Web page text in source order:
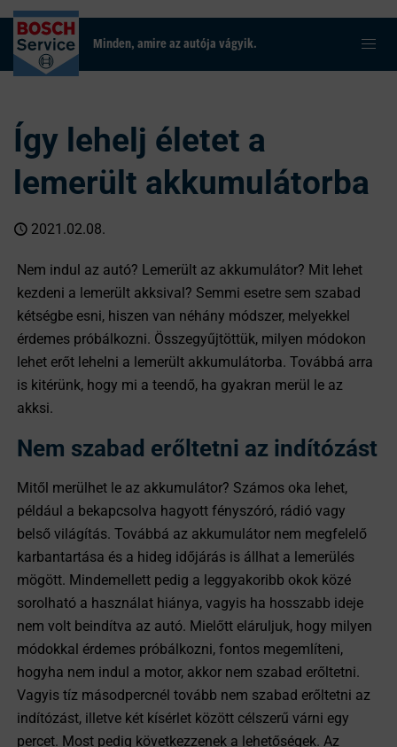
Minden, amire az autója vágyik.
Így lehelj életet a
lemerült akkumulátorba
2021.02.08.
Nem indul az autó? Lemerült az akkumulátor? Mit lehet
kezdeni a lemerült akksival? Semmi esetre sem szabad
kétségbe esni, hiszen van néhány módszer, melyekkel
érdemes próbálkozni. Összegyűjtöttük, milyen módokon
lehet erőt lehelni a lemerült akkumulátorba. Továbbá arra
is kitérünk, hogy mi a teendő, ha gyakran merül le az
akksi.
Nem szabad erőltetni az indítózást
Mitől merülhet le az akkumulátor? Számos oka lehet,
például a bekapcsolva hagyott fényszóró, rádió vagy
belső világítás. Továbbá az akkumulátor nem megfelelő
karbantartása és a hideg időjárás is állhat a lemerülés
mögött. Mindemellett pedig a leggyakoribb okok közé
sorolható a használat hiánya, vagyis ha hosszabb ideje
nem volt beindítva az autó. Mielőtt eláruljuk, hogy milyen
módokkal érdemes próbálkozni, fontos megemlíteni,
hogyha nem indul a motor, akkor nem szabad erőltetni.
Vagyis tíz másodpercnél tovább nem szabad erőltetni az
indítózást, illetve két kísérlet között célszerű várni egy
percet. Most pedig következzenek a lehetőségek. Az